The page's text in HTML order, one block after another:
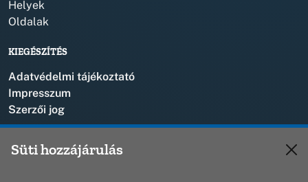
Helyek
Oldalak
KIEGÉSZÍTÉS
Adatvédelmi tájékoztató
Impresszum
Szerzői jog
Süti hozzájárulás